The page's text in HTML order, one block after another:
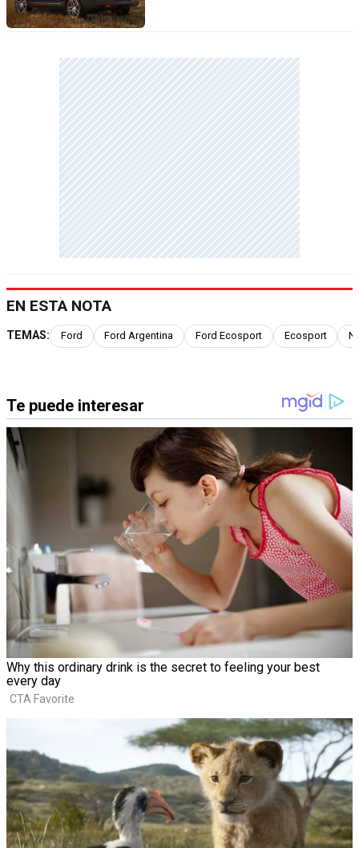
EN ESTA NOTA
TEMAS: Ford Ford Argentina Ford Ecosport Ecosport